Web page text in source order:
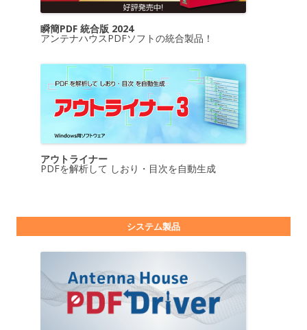
瞬簡PDF 統合版 2024
アンテナハウスPDFソフトの統合製品！
アウトライナー
PDFを解析して しおり・目次を自動生成
システム製品